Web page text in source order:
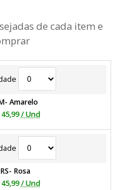
de cada item e
Amarelo
45,99 / Und
RS- Rosa
45,99 / Und